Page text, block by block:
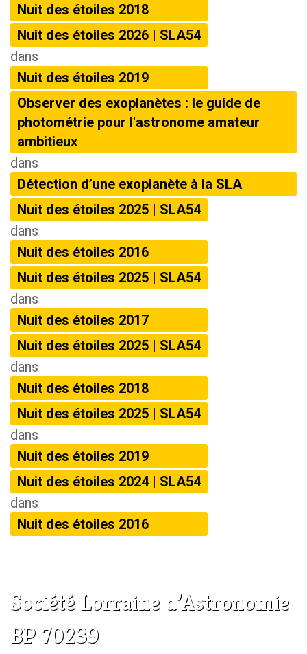
Nuit des étoiles 2018
Nuit des étoiles 2026 | SLA54
dans
Nuit des étoiles 2019
Observer des exoplanètes : le guide de
photométrie pour l'astronome amateur
ambitieux
dans
Détection d’une exoplanète à la SLA
Nuit des étoiles 2025 | SLA54
dans
Nuit des étoiles 2016
Nuit des étoiles 2025 | SLA54
dans
Nuit des étoiles 2017
Nuit des étoiles 2025 | SLA54
dans
Nuit des étoiles 2018
Nuit des étoiles 2025 | SLA54
dans
Nuit des étoiles 2019
Nuit des étoiles 2024 | SLA54
dans
Nuit des étoiles 2016
Société Lorraine d’Astronomie
BP 70239